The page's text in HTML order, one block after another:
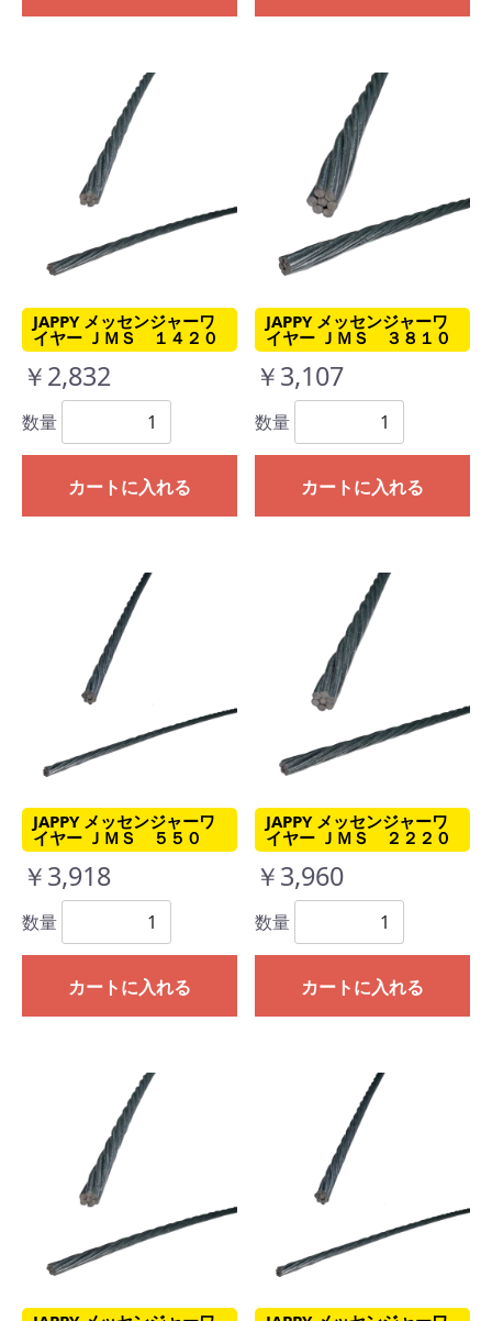
JAPPY メッセンジャーワ
イヤー ＪＭＳ １４２０
￥2,832
数量
カートに入れる
JAPPY メッセンジャーワ
イヤー ＪＭＳ ３８１０
￥3,107
数量
カートに入れる
JAPPY メッセンジャーワ
イヤー ＪＭＳ ５５０
￥3,918
数量
カートに入れる
JAPPY メッセンジャーワ
イヤー ＪＭＳ ２２２０
￥3,960
数量
カートに入れる